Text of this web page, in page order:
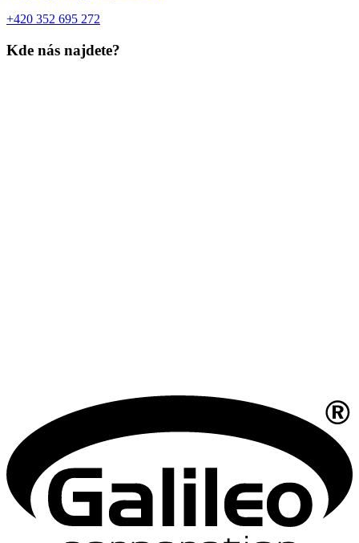
+420 352 695 272
Kde nás najdete?